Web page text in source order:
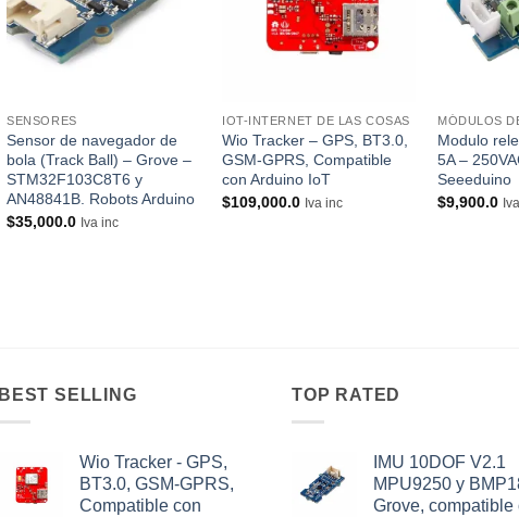
SENSORES
Sensor de navegador de
bola (Track Ball) – Grove –
STM32F103C8T6 y
AN48841B. Robots Arduino
$35,000.0 Iva inc
IOT-INTERNET DE LAS COSAS
Wio Tracker – GPS, BT3.0,
GSM-GPRS, Compatible
con Arduino IoT
$109,000.0 Iva inc
MÓDULOS
Modulo
5A –
Seeeduino
$9,900.0
BEST SELLING
Wio Tracker - GPS,
BT3.0, GSM-GPRS,
Compatible con
TOP RATED
IMU 10DOF V2.1
MPU9250 y
Grove, compatible